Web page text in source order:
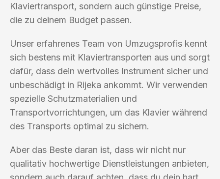
Klaviertransport, sondern auch günstige Preise,
die zu deinem Budget passen.
Unser erfahrenes Team von Umzugsprofis kennt
sich bestens mit Klaviertransporten aus und sorgt
dafür, dass dein wertvolles Instrument sicher und
unbeschädigt in Rijeka ankommt. Wir verwenden
spezielle Schutzmaterialien und
Transportvorrichtungen, um das Klavier während
des Transports optimal zu sichern.
Aber das Beste daran ist, dass wir nicht nur
qualitativ hochwertige Dienstleistungen anbieten,